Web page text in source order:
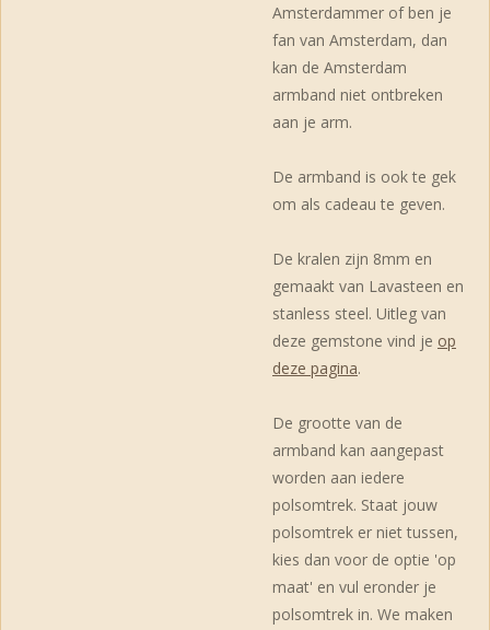
Amsterdammer of ben je
fan van Amsterdam, dan
kan de Amsterdam
armband niet ontbreken
aan je arm.
De armband is ook te gek
om als cadeau te geven.
De kralen zijn 8mm en
gemaakt van Lavasteen en
stanless steel. Uitleg van
deze gemstone vind je op
deze pagina.
De grootte van de
armband kan aangepast
worden aan iedere
polsomtrek. Staat jouw
polsomtrek er niet tussen,
kies dan voor de optie 'op
maat' en vul eronder je
polsomtrek in. We maken